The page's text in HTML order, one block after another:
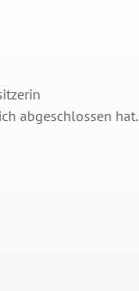
abgeschlossen hat.